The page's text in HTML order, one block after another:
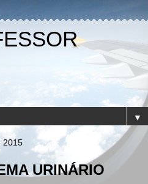
▼
2015
URINÁRIO